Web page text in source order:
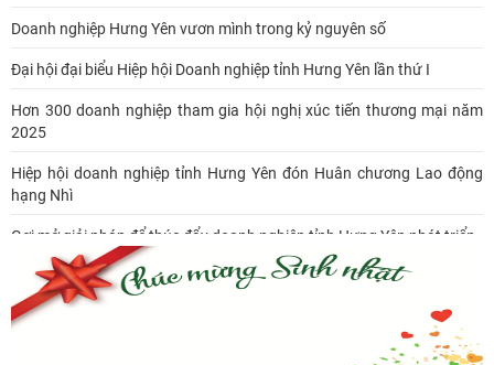
Doanh nghiệp Hưng Yên vươn mình trong kỷ nguyên số
Đại hội đại biểu Hiệp hội Doanh nghiệp tỉnh Hưng Yên lần thứ I
Hơn 300 doanh nghiệp tham gia hội nghị xúc tiến thương mại năm
2025
Hiệp hội doanh nghiệp tỉnh Hưng Yên đón Huân chương Lao động
hạng Nhì
Gợi mở giải pháp để thúc đẩy doanh nghiệp tỉnh Hưng Yên phát triển
Ông Đỗ Văn Vẻ là Chủ tịch Hiệp hội Doanh nghiệp tỉnh Hưng Yên
Hiệp hội doanh nghiệp tỉnh Hưng Yên: Cập nhật chính sách thuế mới